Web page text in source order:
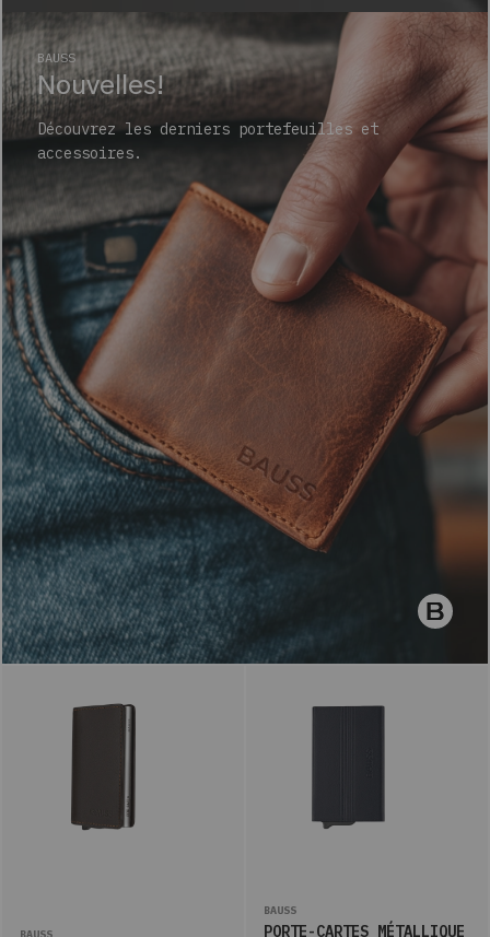
BAUSS
Nouvelles!
Découvrez les derniers portefeuilles et
accessoires.
BAUSS
BAUSS
PORTE-CARTES MÉTALLIQUE